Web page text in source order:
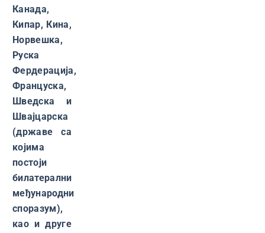
Канада,
Кипар, Кина,
Норвешка,
Руска
Фердерација,
Француска,
Шведска и
Швајцарска
(државе са
којима
постоји
билатерални
међународни
споразум),
као и друге